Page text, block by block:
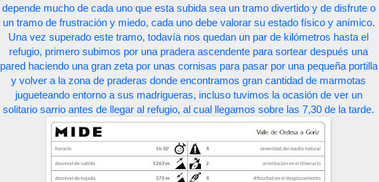
depende mucho de cada uno que esta subida sea un tramo divertido y de disfrute o
un tramo de frustración y miedo, cada uno debe valorar su estado físico y anímico.
Una vez superado este tramo, todavía nos quedan un par de kilómetros hasta el
refugio, primero subimos por una pradera ascendente para sortear después una
pared haciendo una gran zeta por unas cornisas para pasar por una pequeña portilla
y volver a la zona de praderas donde encontramos gran cantidad de marmotas
jugueteando entorno a sus madrigueras, incluso tuvimos la ocasión de ver un
solitario sarrio antes de llegar al refugio, al cual llegamos sobre las 7,30 de la tarde.